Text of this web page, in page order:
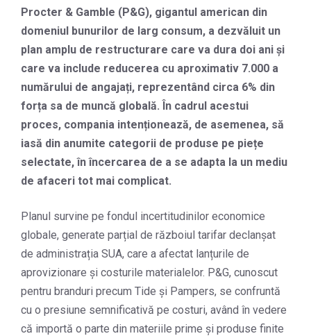
Procter & Gamble (P&G), gigantul american din
domeniul bunurilor de larg consum, a dezvăluit un
plan amplu de restructurare care va dura doi ani și
care va include reducerea cu aproximativ 7.000 a
numărului de angajați, reprezentând circa 6% din
forța sa de muncă globală. În cadrul acestui
proces, compania intenționează, de asemenea, să
iasă din anumite categorii de produse pe piețe
selectate, în încercarea de a se adapta la un mediu
de afaceri tot mai complicat.
Planul survine pe fondul incertitudinilor economice
globale, generate parțial de războiul tarifar declanșat
de administrația SUA, care a afectat lanțurile de
aprovizionare și costurile materialelor. P&G, cunoscut
pentru branduri precum Tide și Pampers, se confruntă
cu o presiune semnificativă pe costuri, având în vedere
că importă o parte din materiile prime și produse finite